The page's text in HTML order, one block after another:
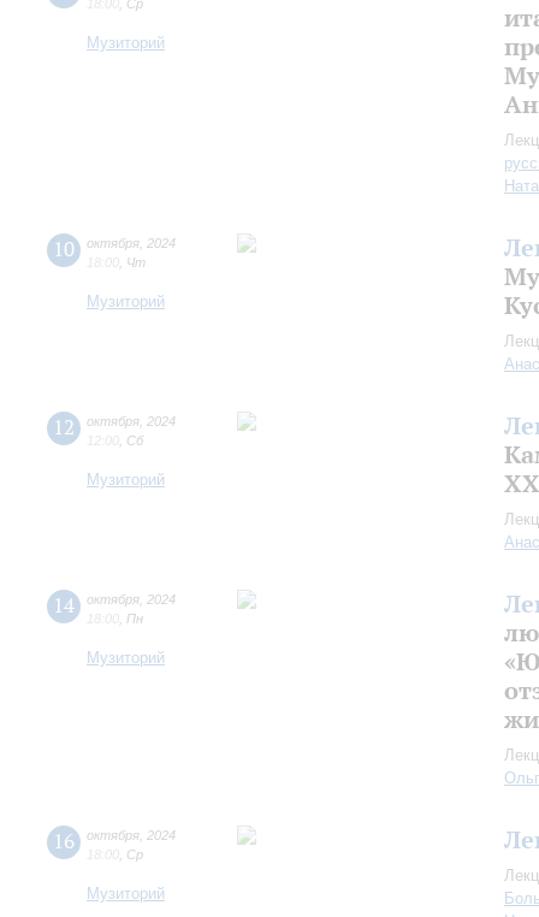
18:00 Ср
Музиторий
10 октября 2024
18:00 Чт
Музиторий
12 октября 2024
12:00 Сб
Музиторий
14 октября 2024
18:00 Пн
Музиторий
16 октября 2024
18:00 Ср
Музиторий